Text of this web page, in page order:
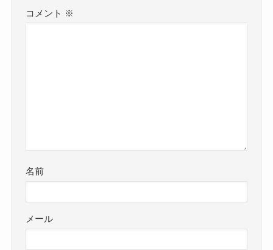
コメント ※
名前
メール